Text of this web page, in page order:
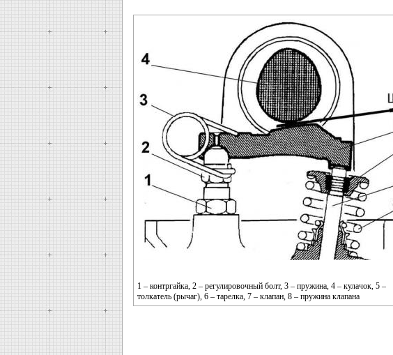
1 – контргайка, 2 – регулировочный болт, 3 – пружина, 4 – кулачок, 5 –
толкатель (рычаг), 6 – тарелка, 7 – клапан, 8 – пружина клапана